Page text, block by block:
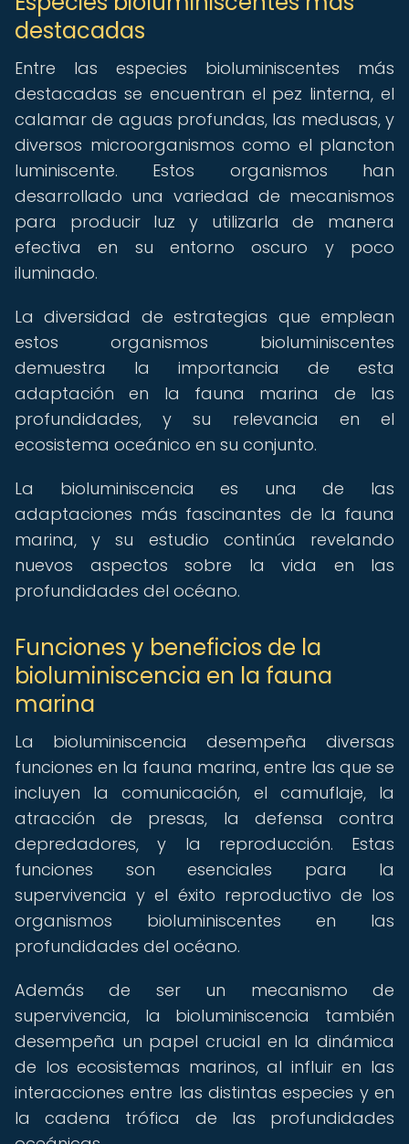
destacadas
Entre las especies bioluminiscentes más
destacadas se encuentran el pez linterna, el
calamar de aguas profundas, las medusas, y
diversos microorganismos como el plancton
luminiscente. Estos organismos han
desarrollado una variedad de mecanismos
para producir luz y utilizarla de manera
efectiva en su entorno oscuro y poco
iluminado.
La diversidad de estrategias que emplean
estos organismos bioluminiscentes
demuestra la importancia de esta
adaptación en la fauna marina de las
profundidades, y su relevancia en el
ecosistema oceánico en su conjunto.
La bioluminiscencia es una de las
adaptaciones más fascinantes de la fauna
marina, y su estudio continúa revelando
nuevos aspectos sobre la vida en las
profundidades del océano.
Funciones y beneficios de la
bioluminiscencia en la fauna
marina
La bioluminiscencia desempeña diversas
funciones en la fauna marina, entre las que se
incluyen la comunicación, el camuflaje, la
atracción de presas, la defensa contra
depredadores, y la reproducción. Estas
funciones son esenciales para la
supervivencia y el éxito reproductivo de los
organismos bioluminiscentes en las
profundidades del océano.
Además de ser un mecanismo de
supervivencia, la bioluminiscencia también
desempeña un papel crucial en la dinámica
de los ecosistemas marinos, al influir en las
interacciones entre las distintas especies y en
la cadena trófica de las profundidades